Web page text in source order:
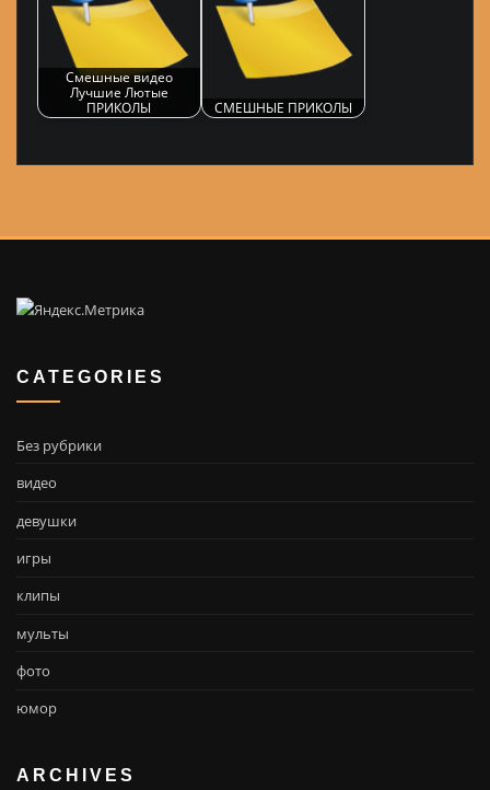
Смешные видео
Лучшие Лютые
ПРИКОЛЫ
СМЕШНЫЕ ПРИКОЛЫ
CATEGORIES
Без рубрики
видео
девушки
игры
клипы
мульты
фото
юмор
ARCHIVES